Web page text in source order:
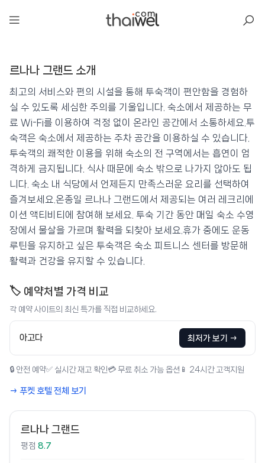
르나나 그랜드
📍 푸켓★★★★ ⭐ 8.7
💰 최저가 확인 · 예약하기
르나나 그랜드 소개
최고의 서비스와 편의 시설을 통해 투숙객이 편안함을 경험하
실 수 있도록 세심한 주의를 기울입니다. 숙소에서 제공하는 무
료 Wi-Fi를 이용하여 걱정 없이 온라인 공간에서 소통하세요.투
숙객은 숙소에서 제공하는 주차 공간을 이용하실 수 있습니다.
투숙객의 쾌적한 이용을 위해 숙소의 전 구역에서는 흡연이 엄
격하게 금지됩니다. 식사 때문에 숙소 밖으로 나가지 않아도 됩
니다. 숙소 내 식당에서 언제든지 만족스러운 요리를 선택하여
즐겨보세요.온종일 르나나 그랜드에서 제공되는 여러 레크리에
이션 액티비티에 참여해 보세요. 투숙 기간 동안 매일 숙소 수영
장에서 물살을 가르며 활력을 되찾아 보세요.휴가 중에도 운동
루틴을 유지하고 싶은 투숙객은 숙소 피트니스 센터를 방문해
활력과 건강을 유지할 수 있습니다.
🏷️ 예약처별 가격 비교
각 예약 사이트의 최신 특가를 직접 비교하세요.
아고다 최저가 보기 →
🔒 안전 예약✅ 실시간 재고 확인 💳 무료 취소 가능 옵션 📱 24시간 고객지원
→ 푸켓 호텔 전체 보기
르나나 그랜드
평점 8.7